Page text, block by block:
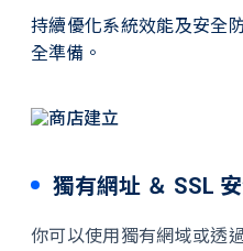
持續優化系統效能及安全
全準備。
獨有網址 ＆ SSL
你可以使用獨有網域或透